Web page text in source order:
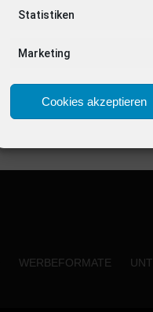
Statistiken
Marketing
Cookies akzeptieren
WERBEFORMATE